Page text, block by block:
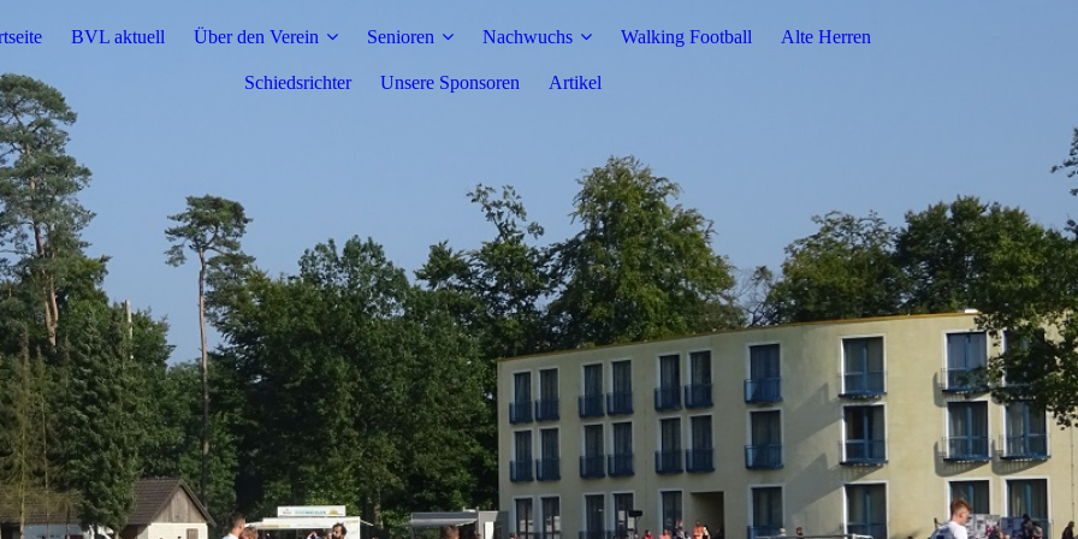
BVL aktuell Über den Verein Senioren Nachwuchs Walking Football Alte Herren
Schiedsrichter Unsere Sponsoren Artikel